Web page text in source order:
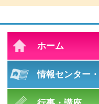
ホーム
情報センター ・